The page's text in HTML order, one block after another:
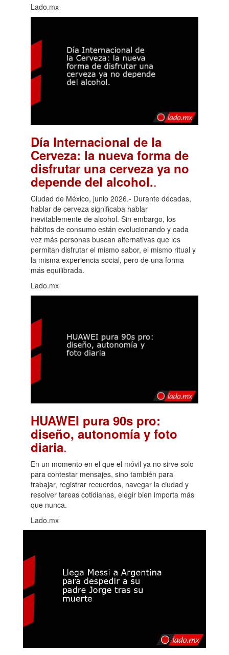
Lado.mx
Día Internacional de la
Cerveza: la nueva forma de
disfrutar una cerveza ya no
depende del alcohol..
Ciudad de México, junio 2026.- Durante décadas,
hablar de cerveza significaba hablar
inevitablemente de alcohol. Sin embargo, los
hábitos de consumo están evolucionando y cada
vez más personas buscan alternativas que les
permitan disfrutar el mismo sabor, el mismo ritual y
la misma experiencia social, pero de una forma
más equilibrada.
Lado.mx
HUAWEI pura 90s pro:
diseño, autonomía y foto
diaria.
En un momento en el que el móvil ya no sirve solo
para contestar mensajes, sino también para
trabajar, registrar recuerdos, navegar la ciudad y
resolver tareas cotidianas, elegir bien importa más
que nunca.
Lado.mx